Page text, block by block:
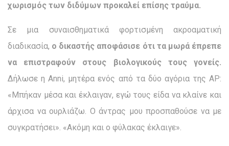
χωρισμός των διδύμων προκαλεί επίσης τραύμα.
Σε μια συναισθηματικά φορτισμένη ακροαματική
διαδικασία, ο δικαστής αποφάσισε ότι τα μωρά έπρεπε
να επιστραφούν στους βιολογικούς τους γονείς.
Δήλωσε η Anni, μητέρα ενός από τα δύο αγόρια της ΑΡ:
«Μπήκαν μέσα και έκλαιγαν, εγώ τους είδα να κλαίνε και
άρχισα να ουρλιάζω. Ο άντρας μου προσπαθούσε να με
συγκρατήσει». «Ακόμη και ο φύλακας έκλαιγε».